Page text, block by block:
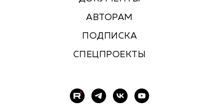
АВТОРАМ
ПОДПИСКА
СПЕЦПРОЕКТЫ